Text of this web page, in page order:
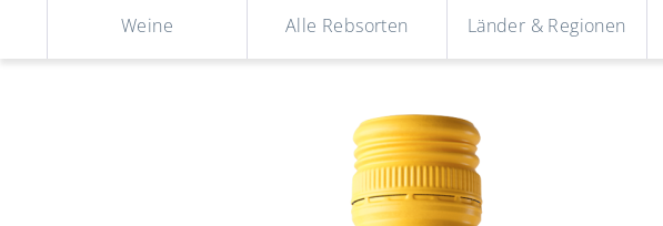
Weine Alle Rebsorten Länder & Regionen